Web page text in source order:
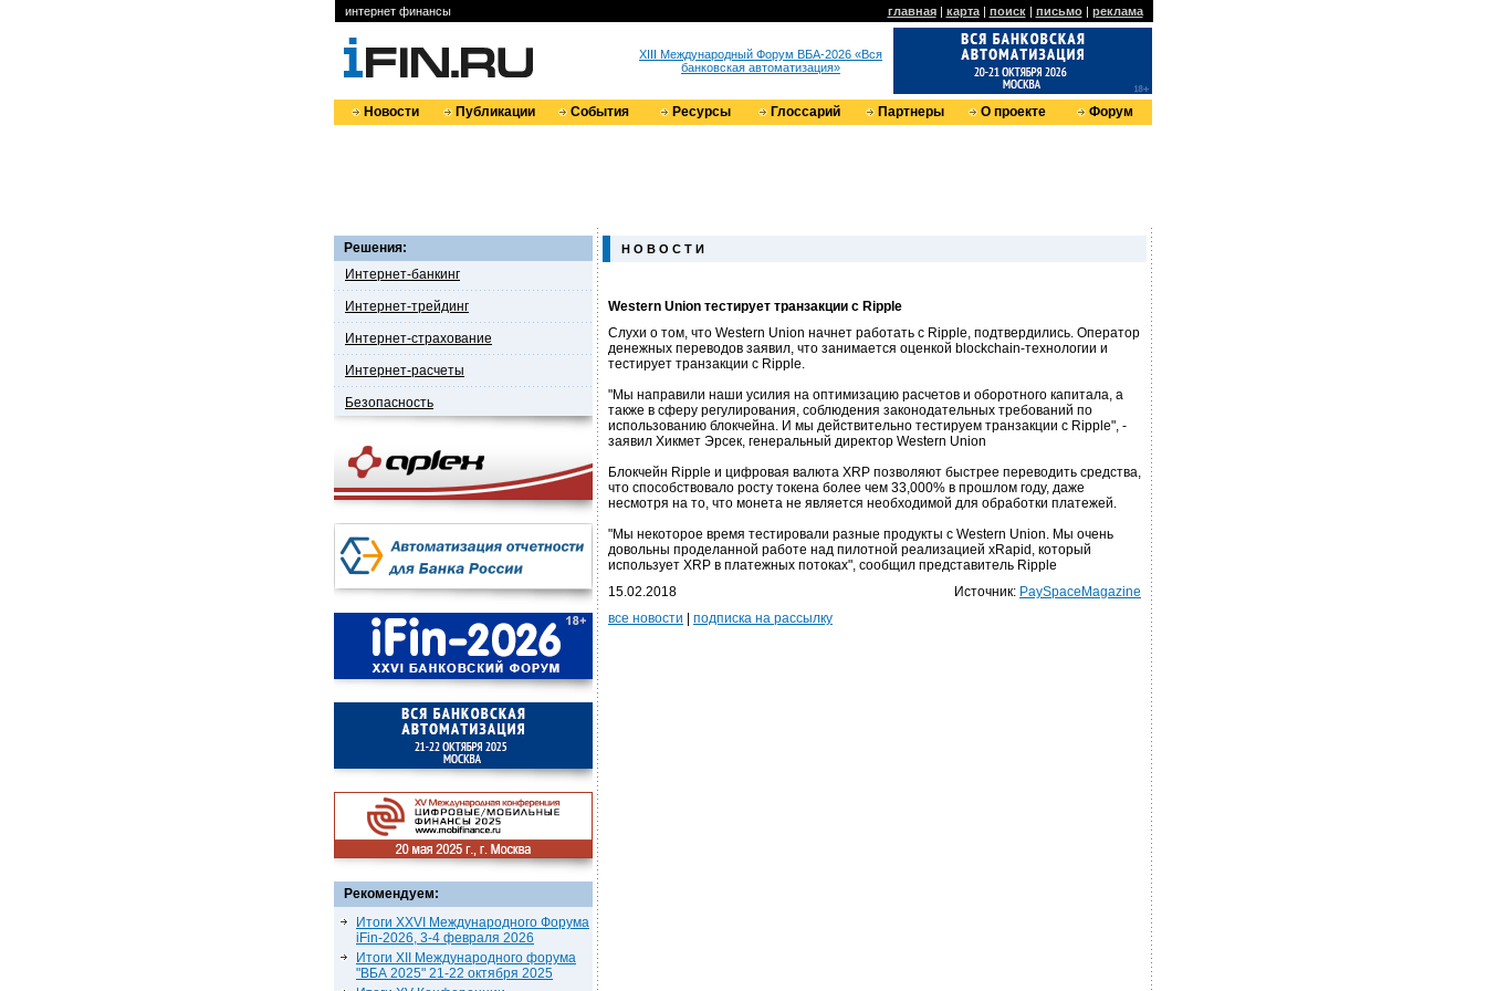
интернет финансы главная| карта| поиск| письмо| реклама
XIII Международный Форум ВБА-2026 «Вся
банковская автоматизация»
Новости Публикации События Ресурсы Глоссарий Партнеры О проекте Форум
Решения:
Интернет-банкинг
Интернет-трейдинг
Интернет-страхование
Интернет-расчеты
Безопасность
Рекомендуем:
Итоги XXVI Международного Форума
iFin-2026, 3-4 февраля 2026
Итоги XII Международного форума
"ВБА 2025" 21-22 октября 2025
Н О В О С Т И
Western Union тестирует транзакции с Ripple
Слухи о том, что Western Union начнет работать с Ripple, подтвердились. Оператор
денежных переводов заявил, что занимается оценкой blockchain-технологии и
тестирует транзакции с Ripple.
"Мы направили наши усилия на оптимизацию расчетов и оборотного капитала, а
также в сферу регулирования, соблюдения законодательных требований по
использованию блокчейна. И мы действительно тестируем транзакции с Ripple", -
заявил Хикмет Эрсек, генеральный директор Western Union
Блокчейн Ripple и цифровая валюта XRP позволяют быстрее переводить средства,
что способствовало росту токена более чем 33,000% в прошлом году, даже
несмотря на то, что монета не является необходимой для обработки платежей.
"Мы некоторое время тестировали разные продукты с Western Union. Мы очень
довольны проделанной работе над пилотной реализацией xRapid, который
использует XRP в платежных потоках", сообщил представитель Ripple
15.02.2018
Источник: PaySpaceMagazine
все новости
подписка на рассылку